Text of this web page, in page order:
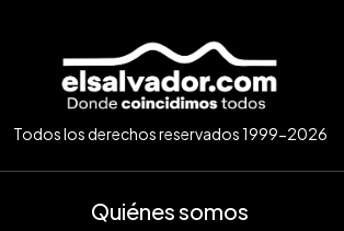
Todos los derechos reservados 1999-2026
Quiénes somos